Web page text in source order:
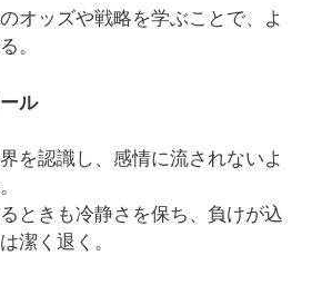
オッズや戦略を学ぶことで、よ
。
ル
を認識し、感情に流されないよ
ときも冷静さを保ち、負けが込
潔く退く。